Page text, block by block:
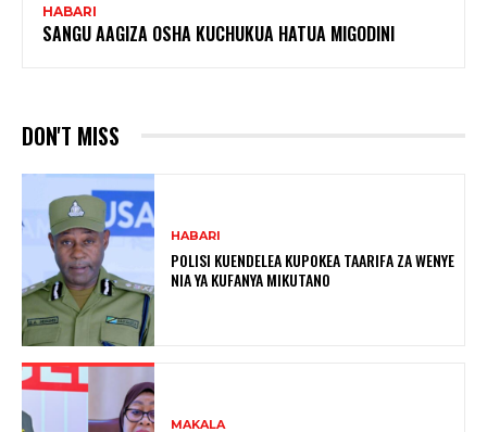
HABARI
SANGU AAGIZA OSHA KUCHUKUA HATUA MIGODINI ‎
DON'T MISS
HABARI
POLISI KUENDELEA KUPOKEA TAARIFA ZA WENYE
NIA YA KUFANYA MIKUTANO
MAKALA